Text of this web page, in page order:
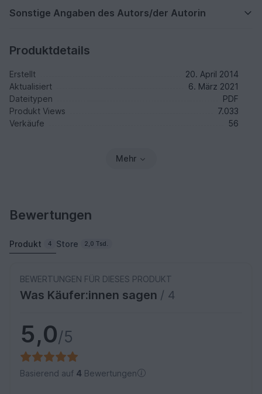
Sonstige Angaben des Autors/der Autorin
Produktdetails
Erstellt
20. April 2014
Aktualisiert
6. März 2021
Dateitypen
PDF
Produkt Views
7.033
Verkäufe
56
Mehr
Bewertungen
Produkt 4 Store 2,0 Tsd.
BEWERTUNGEN FÜR DIESES PRODUKT
Was Käufer:innen sagen / 4
5,0/5
Basierend auf 4 Bewertungen